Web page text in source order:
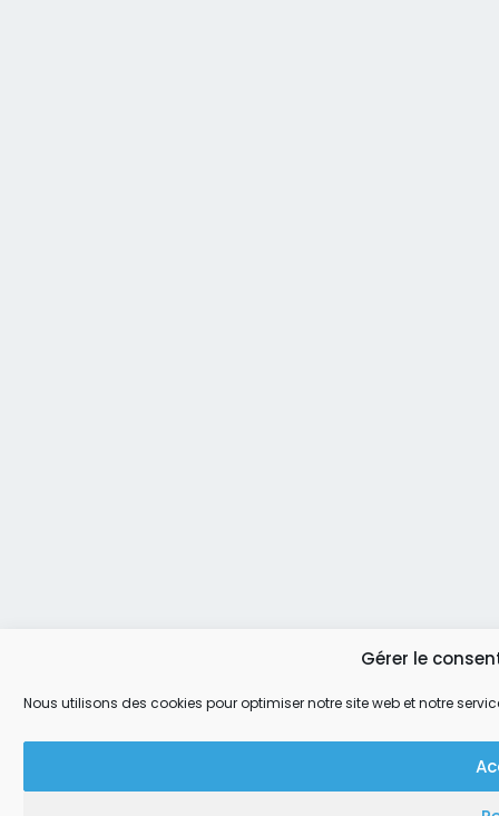
Gérer le
Nous utilisons des cookies pour optimiser notre site web et notre